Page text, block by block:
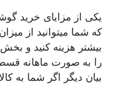
یکی از مزایای خرید
که شما میتوانید از
بیشتر هزینه کنید و
را به صورت ماهانه
بیان دیگر اگر شما به